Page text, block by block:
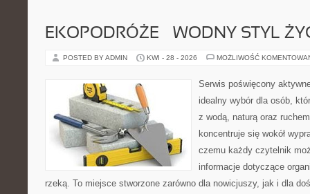
EKOPODRÓŻE – WODNY STYL
POSTED BY ADMIN KWI - 28 - 2026 MOŻLIWOŚĆ
Serwis poświęcony
idealny wybór dla osób,
z wodą, naturą oraz
koncentruje się wokół
czemu każdy czytelnik
informacje dotyczące
rzeką. To miejsce stworzone zarówno dla nowicjuszy, jak i dla